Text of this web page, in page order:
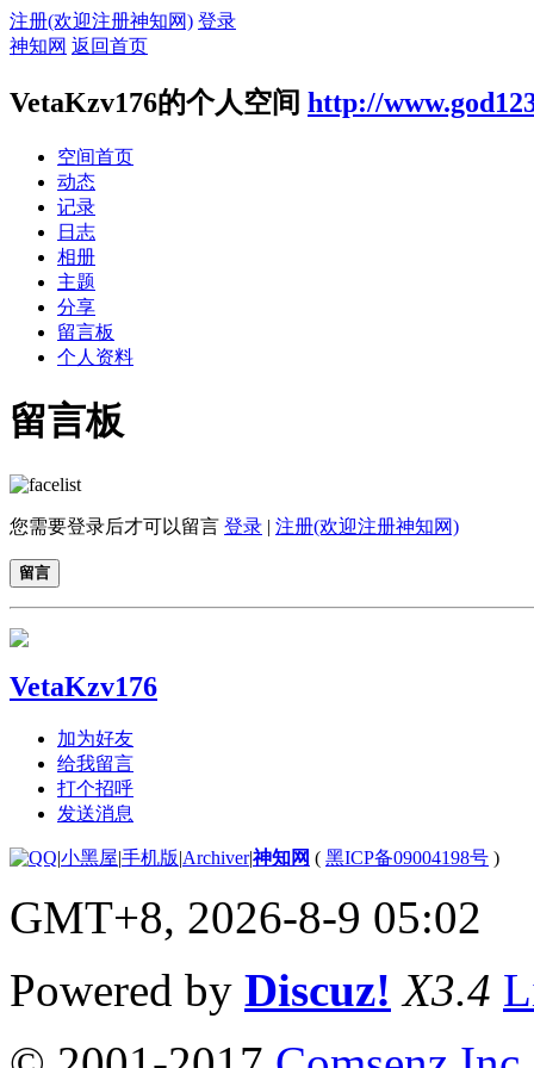
注册(欢迎注册神知网) 登录
神知网 返回首页
VetaKzv176的个人空间 http://
空间首页
动态
记录
日志
相册
主题
分享
留言板
个人资料
留言板
您需要登录后才可以留言 登录 | 注册(欢迎注册神知网)
留言
VetaKzv176
加为好友
给我留言
打个招呼
发送消息
|小黑屋|手机版|Archiver|神知网 ( 黑ICP备09004198号 )
GMT+8, 2026-8-9 05:02
Powered by Discuz! X3.4